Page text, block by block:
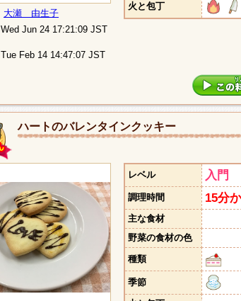
大瀬 由生子
Wed Jun 24 17:21:09 JST
Tue Feb 14 14:47:07 JST
火と包丁
ハートのバレンタインクッキー
レベル 入門
調理時間 15分
主な食材
野菜の食材の色
種類
季節